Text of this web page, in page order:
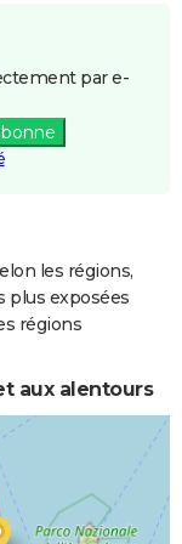
1 j
2 j Non
par e-
les régions,
plus exposées
régions
aux alentours